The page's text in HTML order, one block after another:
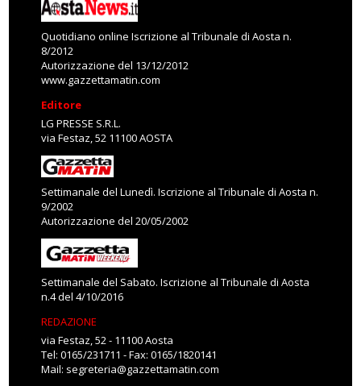
Quotidiano online Iscrizione al Tribunale di Aosta n.
8/2012
Autorizzazione del 13/12/2012
www.gazzettamatin.com
Editore
LG PRESSE S.R.L.
via Festaz, 52 11100 AOSTA
Settimanale del Lunedì. Iscrizione al Tribunale di Aosta n.
9/2002
Autorizzazione del 20/05/2002
Settimanale del Sabato. Iscrizione al Tribunale di Aosta
n.4 del 4/10/2016
REDAZIONE
via Festaz, 52 - 11100 Aosta
Tel: 0165/231711 - Fax: 0165/1820141
Mail: segreteria@gazzettamatin.com